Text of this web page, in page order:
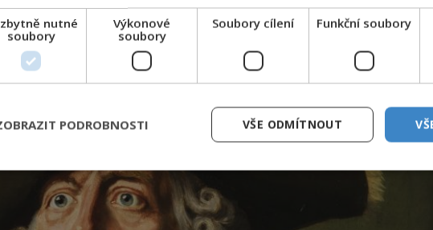
nutné
soubory
Výkonové
soubory
Soubory cílení Funkční soubory
VŠE ODMÍTNOUT
PODROBNOSTI